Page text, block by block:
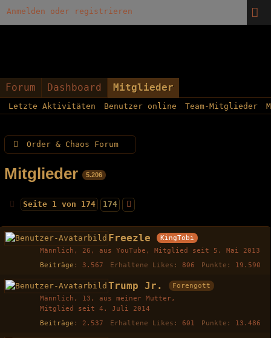
Anmelden oder registrieren
Forum Dashboard Mitglieder
Letzte Aktivitäten Benutzer online Team-Mitglieder
Order & Chaos Forum
Mitglieder 5.206
Seite 1 von 174 174
Freezle
KingTobi
Männlich
26 aus YouTube
Mitglied seit 5. Mai 2013
Beiträge
3.567 Erhaltene Likes 806 Punkte 19.590
Trump Jr.
Forengott
Männlich
13
aus meiner Mutter
Mitglied seit 4. Juli 2014
Beiträge
2.537 Erhaltene Likes 601 Punkte 13.486